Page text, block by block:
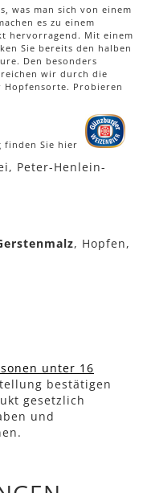
was man sich von einem
es zu einem
hervorragend. Mit einem
Sie bereits den halben
Den besonders
wir durch die
Hopfensorte. Probieren
finden Sie hier
Peter-Henlein-
, Hopfen,
unter 16
bestätigen
gesetzlich
und